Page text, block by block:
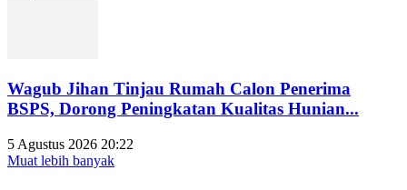
Wagub Jihan Tinjau Rumah Calon Penerima
BSPS, Dorong Peningkatan Kualitas Hunian...
5 Agustus 2026 20:22
Muat lebih banyak